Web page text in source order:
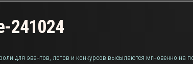
241024
для эвентов, лотов и конкурсов высылаются мгновенно на